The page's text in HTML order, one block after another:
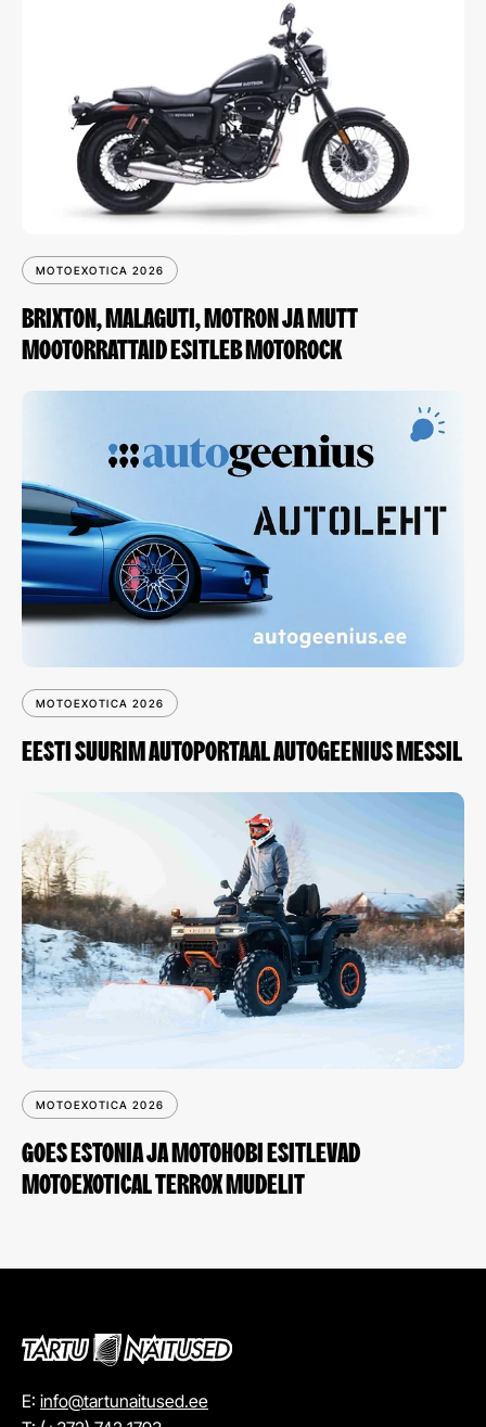
MOTOEXOTICA 2026
BRIXTON, MALAGUTI, MOTRON JA MUTT
MOOTORRATTAID ESITLEB MOTOROCK
MOTOEXOTICA 2026
EESTI SUURIM AUTOPORTAAL AUTOGEENIUS MESSIL
MOTOEXOTICA 2026
GOES ESTONIA JA MOTOHOBI ESITLEVAD
MOTOEXOTICAL TERROX MUDELIT
E: info@tartunaitused.ee